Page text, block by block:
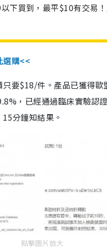
下買到，最平$10有交易
選購<<
要$18/件。產品已獲得
，已經通過臨床實驗認
分鐘知結果。
點擊圖片放大